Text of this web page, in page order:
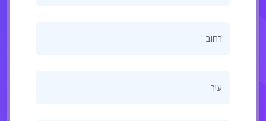
רחוב
עיר